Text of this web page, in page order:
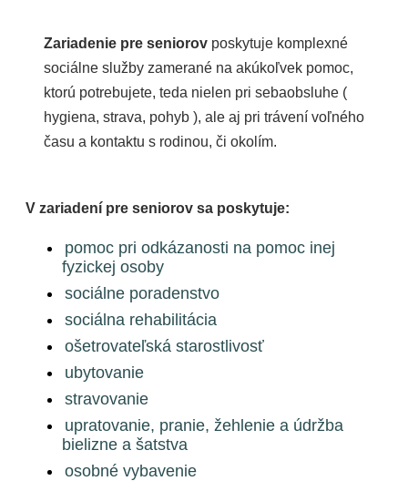
Zariadenie pre seniorov poskytuje komplexné
sociálne služby zamerané na akúkoľvek pomoc,
ktorú potrebujete, teda nielen pri sebaobsluhe (
hygiena, strava, pohyb ), ale aj pri trávení voľného
času a kontaktu s rodinou, či okolím.
V zariadení pre seniorov sa poskytuje:
pomoc pri odkázanosti na pomoc inej
fyzickej osoby
sociálne poradenstvo
sociálna rehabilitácia
ošetrovateľská starostlivosť
ubytovanie
stravovanie
upratovanie, pranie, žehlenie a údržba
bielizne a šatstva
osobné vybavenie